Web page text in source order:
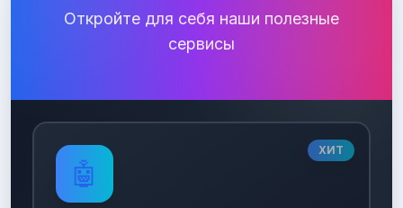
Откройте для себя наши полезные
сервисы
ХИТ
🤖